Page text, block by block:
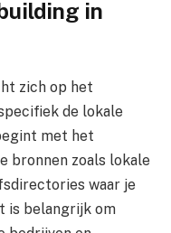
in
zich op het
de lokale
met het
bronnen zoals lokale
waar je
is belangrijk om